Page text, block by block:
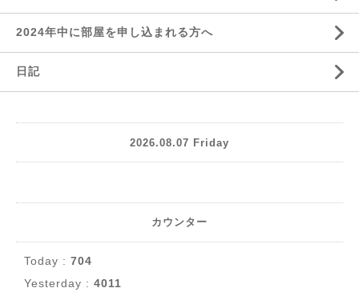
2024年中に部屋を申し込まれる方へ
日記
2026.08.07 Friday
カウンター
Today : 704
Yesterday : 4011